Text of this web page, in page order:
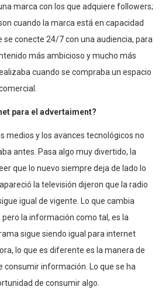
marca con los que adquiere followers;
cuando la marca está en capacidad
se conecte 24/7 con una audiencia, para
más ambicioso y mucho más
cuando se compraba un espacio
para el advertaiment?
medios y los avances tecnológicos no
antes. Pasa algo muy divertido, la
que lo nuevo siempre deja de lado lo
la televisión dijeron que la radio
igual de vigente. Lo que cambia
la información como tal, es la
sigue siendo igual para internet
lo que es diferente es la manera de
consumir información. Lo que se ha
de consumir algo.